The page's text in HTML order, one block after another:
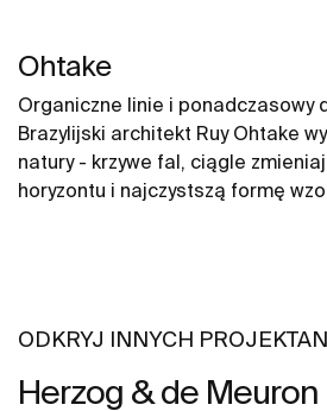
Ohtake
Organiczne linie i ponadczasowy
Brazylijski architekt Ruy Ohtake
natury - krzywe fal, ciągle
horyzontu i najczystszą formę
ODKRYJ INNYCH
Herzog & de Meuron